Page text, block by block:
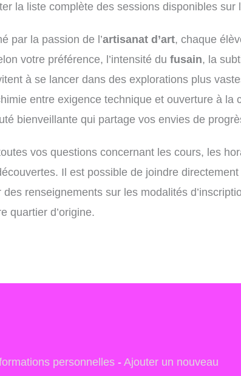
la liste complète des sessions disponibles sur
par la passion de l’artisanat d’art, chaque
votre préférence, l’intensité du fusain, la
à se lancer dans des explorations plus
entre exigence technique et ouverture à la
bienveillante qui partage vos envies de
vos questions concernant les cours, les
Il est possible de joindre directement
renseignements sur les modalités
quartier d’origine.
personnelles- Ajouter un nouveau